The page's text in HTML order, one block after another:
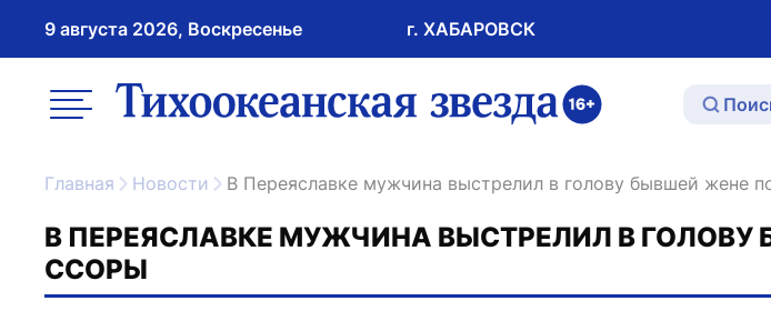
9 августа 2026, Воскресенье г. ХАБАРОВСК
меню ссылка на главную
Главная Новости В Переяславке мужчина выстрелил в голову бывшей жене
В ПЕРЕЯСЛАВКЕ МУЖЧИНА ВЫСТРЕЛИЛ В
ССОРЫ